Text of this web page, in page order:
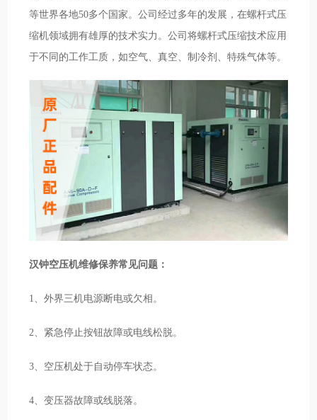
等世界各地50多个国家。公司经过多年的发展，在螺杆式压
缩机领域拥有雄厚的技术实力。公司将螺杆式压缩技术应用
于不同的工作工质，如空气、真空、制冷剂、特殊气体等。
汉钟空压机维修保养常见问题：
1、外界三机电源断电或欠相。
2、紧急停止按钮故障或电线松脱。
3、空压机处于自动停车状态。
4、变压器故障或线脱落。